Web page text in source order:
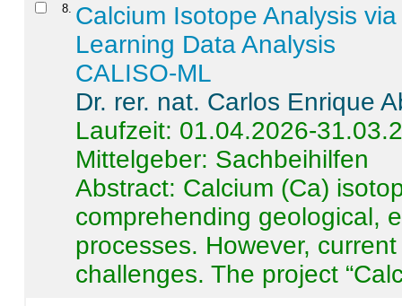
8 Calcium Isotope Analysis
Learning Data Analysis
CALISO-ML
Dr. rer. nat. Carlos Enrique
Laufzeit: 01.04.2026-
Mittelgeber: Sachbeihilfen
Abstract: Calcium (Ca)
comprehending geological,
processes. However,
challenges. The project